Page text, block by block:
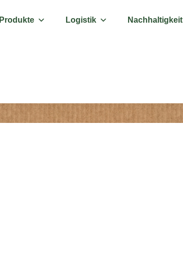
Produkte Logistik Nachhaltigkeit